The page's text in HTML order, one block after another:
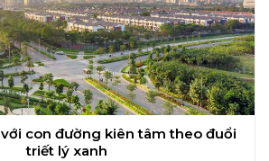
con đường kiên tâm theo đuổi
triết lý xanh